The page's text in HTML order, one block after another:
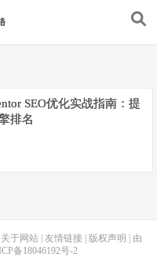
SEO优化实战指南：提
排名
关于网站 友情链接 版权声明
| 由
备18046192号-2